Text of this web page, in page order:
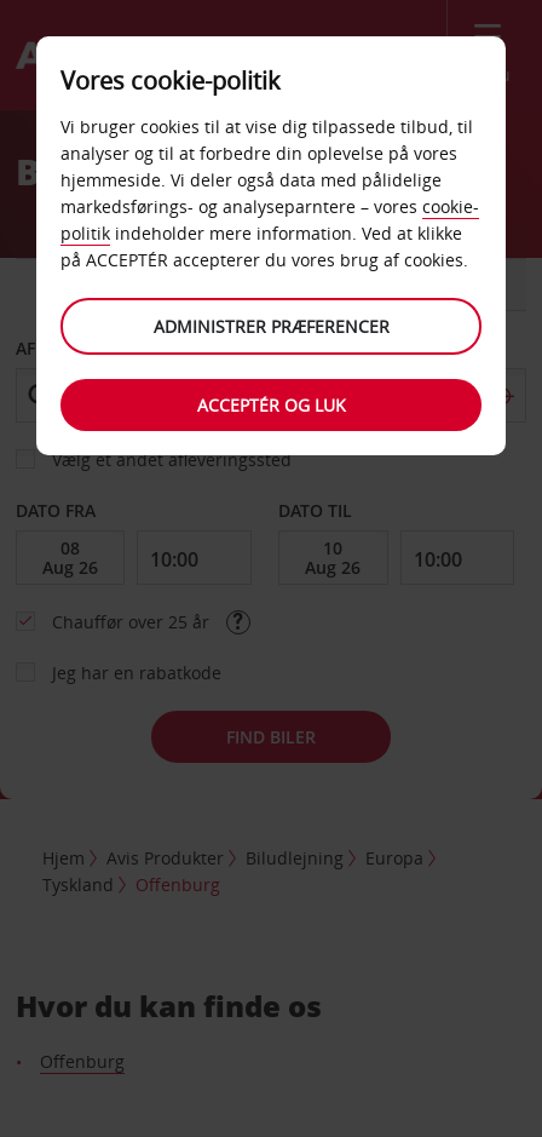
Menu
Welcome
AvisBilleje Offenburg
AFHENT FRA
Vælg et andet afleveringssted
DATO FRA DATO TIL
Chauffør over 25 år
Jeg har en rabatkode
FIND BILER
Hjem Avis Produkter Biludlejning
Europa
Tyskland
Offenburg
Hvor du kan finde os
Offenburg
Vores cookie-politik
Vi bruger cookies til at vise dig tilpassede tilbud, til
analyser og til at forbedre din oplevelse på vores
hjemmeside. Vi deler også data med pålidelige
markedsførings- og analyseparntere – vores cookie-
politik indeholder mere information. Ved at klikke
på ACCEPTÉR accepterer du vores brug af cookies.
ADMINISTRER PRÆFERENCER
ACCEPTÉR OG LUK